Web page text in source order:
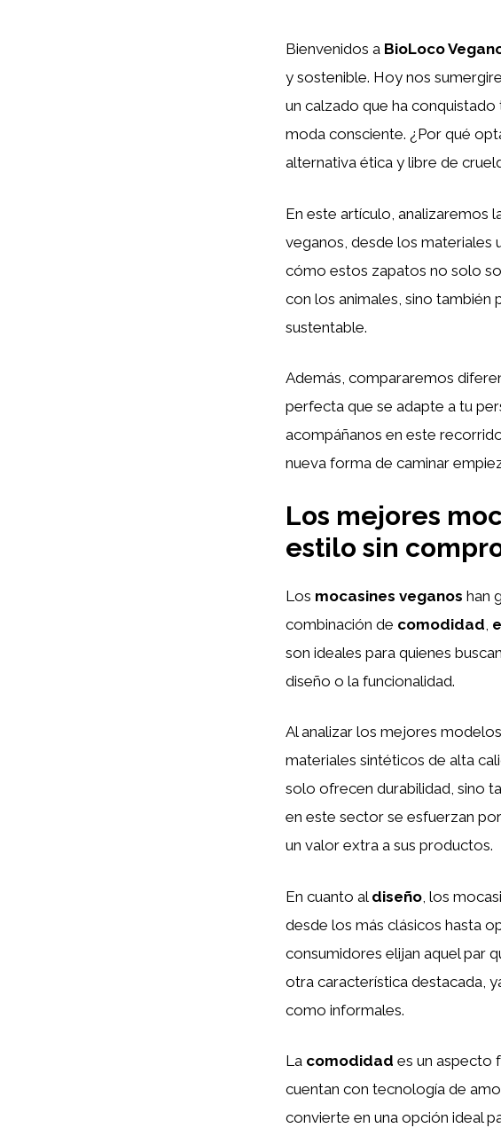
Bienvenidos a BioLoco
y sostenible. Hoy nos
un calzado que ha
moda consciente. ¿Por qué
alternativa ética y libre de
En este artículo, analizaremos
veganos, desde los materiales
cómo estos zapatos no solo
con los animales, sino también
sustentable.
Además, compararemos
perfecta que se adapte a tu
acompáñanos en este
nueva forma de caminar
Los mejores
estilo sin
Los mocasines veganos han
combinación de comodidad
son ideales para quienes
diseño o la funcionalidad.
Al analizar los mejores
materiales sintéticos de alta
solo ofrecen durabilidad, sino
en este sector se esfuerzan
un valor extra a sus productos.
En cuanto al diseño , los
desde los más clásicos hasta
consumidores elijan aquel par
otra característica destacada,
como informales.
La comodidad es un aspecto
cuentan con tecnología de
convierte en una opción ideal